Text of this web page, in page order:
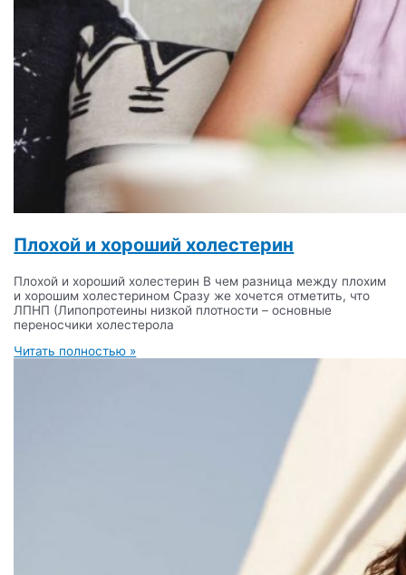
Плохой и хороший холестерин
Плохой и хороший холестерин В чем разница между плохим
и хорошим холестерином Сразу же хочется отметить, что
ЛПНП (Липопротеины низкой плотности – основные
переносчики холестерола
Читать полностью »